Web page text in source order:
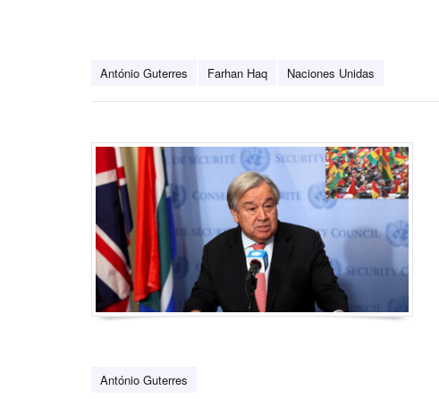
António Guterres Farhan Haq Naciones Unidas
António Guterres